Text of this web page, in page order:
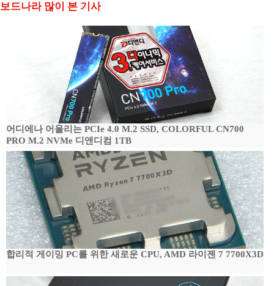
보드나라 많이 본 기사
어디에나 어울리는 PCIe 4.0 M.2 SSD, COLORFUL CN700
PRO M.2 NVMe 디앤디컴 1TB
합리적 게이밍 PC를 위한 새로운 CPU, AMD 라이젠 7 7700X3D